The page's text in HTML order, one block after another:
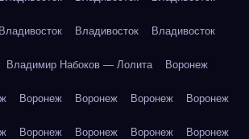
Владивосток Владивосток Владивосток
Владимир Набоков — Лолита Воронеж
Воронеж Воронеж Воронеж Воронеж
Воронеж Воронеж Воронеж Воронеж